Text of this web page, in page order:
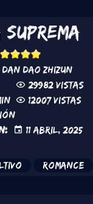
Dan Dao Zhizun
29982 vistas
12007 vistas
11 Abril, 2025
Romance